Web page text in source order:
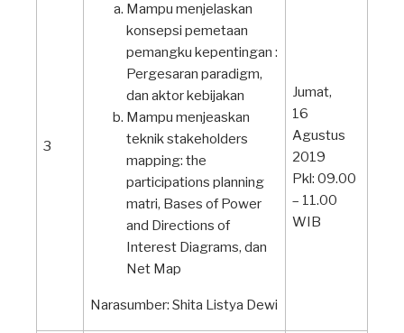
3
Mampu menjelaskan
konsepsi pemetaan
pemangku kepentingan :
Pergesaran paradigm,
dan aktor kebijakan
Mampu menjeaskan
teknik stakeholders
mapping: the
participations planning
matri, Bases of Power
and Directions of
Interest Diagrams, dan
Net Map
Narasumber: Shita Listya Dewi
Jumat,
16
Agustus
2019
Pkl: 09.00
– 11.00
WIB